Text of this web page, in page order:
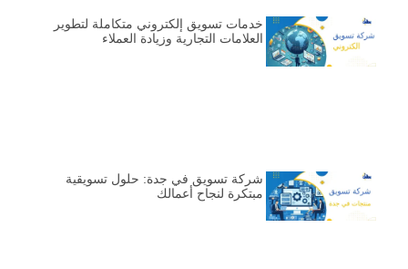
خدمات تسويق إلكتروني متكاملة لتطوير
العلامات التجارية وزيادة العملاء
شركة تسويق في جدة: حلول تسويقية
مبتكرة لنجاح أعمالك